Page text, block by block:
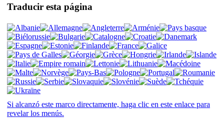
Traducir esta página
Si alcanzó este marco directamente, haga clic en este enlace para
revelar los menús.